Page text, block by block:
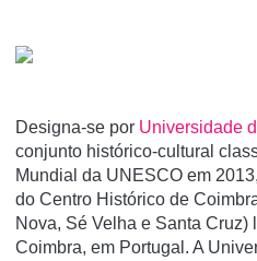
Designa-se por Universidade
conjunto histórico-cultural
Mundial da UNESCO em
do Centro Histórico de
Nova, Sé Velha e Santa
Coimbra, em Portugal. A